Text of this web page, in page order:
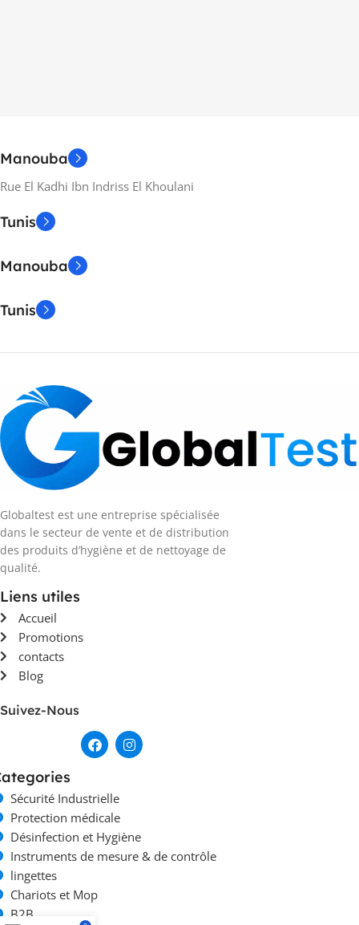
Manouba
Rue El Kadhi Ibn Indriss El Khoulani
Tunis
Manouba
Tunis
Globaltest est une entreprise spécialisée
dans le secteur de vente et de distribution
des produits d’hygiène et de nettoyage de
qualité.
Liens utiles
Accueil
Promotions
contacts
Blog
Suivez-Nous
Sécurité Industrielle
Protection médicale
Désinfection et Hygiène
Instruments de mesure & de contrôle
lingettes
Chariots et Mop
B2B